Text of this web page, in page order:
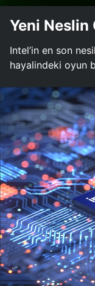
Yeni Neslin
Intel’in en son
hayalindeki oyun